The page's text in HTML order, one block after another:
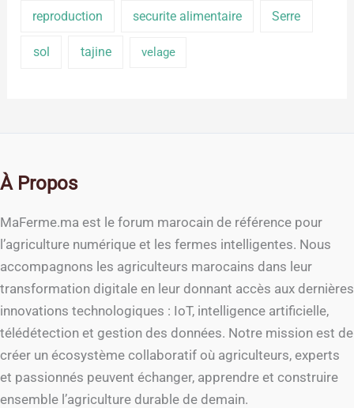
reproduction securite alimentaire Serre
sol tajine velage
À Propos
MaFerme.ma est le forum marocain de référence pour
l’agriculture numérique et les fermes intelligentes. Nous
accompagnons les agriculteurs marocains dans leur
transformation digitale en leur donnant accès aux dernières
innovations technologiques : IoT, intelligence artificielle,
télédétection et gestion des données. Notre mission est de
créer un écosystème collaboratif où agriculteurs, experts
et passionnés peuvent échanger, apprendre et construire
ensemble l’agriculture durable de demain.